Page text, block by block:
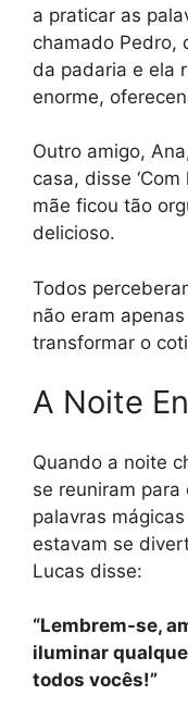
a praticar as
chamado Pedro,
da padaria e ela
enorme,
Outro amigo,
casa, disse
mãe ficou tão
delicioso.
Todos
não eram
transformar o
A Noite
Quando a noite
se reuniram
palavras
estavam se
Lucas disse:
“Lembrem-se,
iluminar
todos vocês!”